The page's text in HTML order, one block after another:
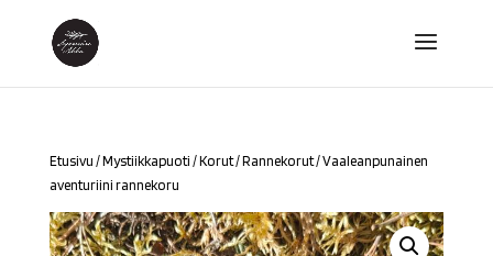
Etusivu /Mystiikkapuoti /Korut/Rannekorut/ Vaaleanpunainen
aventuriini rannekoru